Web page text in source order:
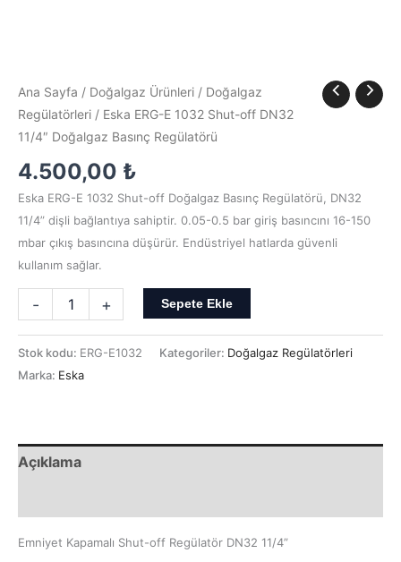
Ana Sayfa / Doğalgaz Ürünleri / Doğalgaz
Regülatörleri / Eska ERG-E 1032 Shut-off DN32
11/4″ Doğalgaz Basınç Regülatörü
4.500,00 ₺
Eska ERG-E 1032 Shut-off Doğalgaz Basınç Regülatörü, DN32
11/4” dişli bağlantıya sahiptir. 0.05-0.5 bar giriş basıncını 16-150
mbar çıkış basıncına düşürür. Endüstriyel hatlarda güvenli
kullanım sağlar.
- + Sepete Ekle
Stok kodu: ERG-E1032 Kategoriler: Doğalgaz Regülatörleri
Marka: Eska
Açıklama
Emniyet Kapamalı Shut-off Regülatör DN32 11/4”